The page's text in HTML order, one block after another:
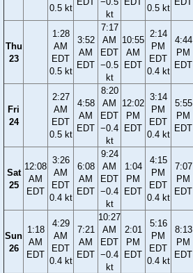
0.5 kt
kt
0.5 kt
Thu
23
1:28
AM
EDT
0.5 kt
3:52
AM
EDT
7:17
AM
EDT
−0.5
kt
10:55
AM
EDT
2:14
PM
EDT
0.4 kt
4:44
PM
EDT
Fri
24
2:27
AM
EDT
0.5 kt
4:58
AM
EDT
8:20
AM
EDT
−0.4
kt
12:02
PM
EDT
3:14
PM
EDT
0.4 kt
5:55
PM
EDT
Sat
25
12:08
AM
EDT
3:26
AM
EDT
0.4 kt
6:08
AM
EDT
9:24
AM
EDT
−0.4
kt
1:04
PM
EDT
4:15
PM
EDT
0.4 kt
7:07
PM
EDT
Sun
26
1:18
AM
EDT
4:29
AM
EDT
0.4 kt
7:21
AM
EDT
10:27
AM
EDT
−0.4
kt
2:01
PM
EDT
5:16
PM
EDT
0.4 kt
8:13
PM
EDT